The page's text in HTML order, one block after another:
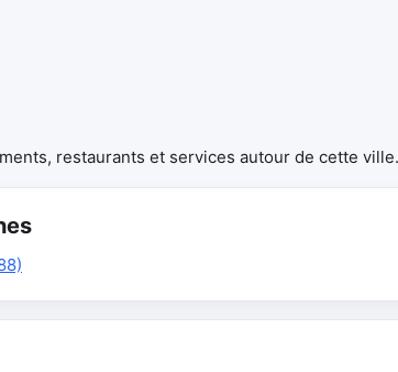
restaurants et services autour de cette ville.